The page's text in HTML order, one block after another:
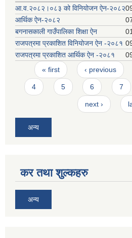
आ.व.२०८२।०८३ को विनियोजन ऐन-२०८२
आर्थिक ऐन-२०८२
बगनासकाली गाउँपालिका शिक्षा ऐन
राजपत्रमा प्रकाशित विनियोजन ऐन -२०८१
राजपत्रमा प्रकाशित आर्थिक ऐन -२०८१
Pages
« first ‹ previous
4 5 6 7
next ›
अन्य
कर तथा शुल्कहरु
अन्य